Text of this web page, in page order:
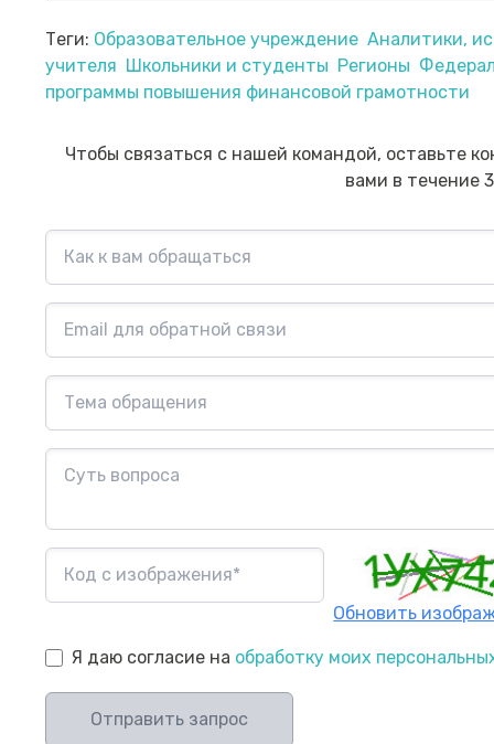
Теги: Образовательное учреждение Аналитики,
учителя Школьники и студенты Регионы
программы повышения финансовой грамотности
Чтобы связаться с нашей командой, оставьте
вами в течение
Обновить
Я даю согласие на обработку моих
Отправить запрос
Прямой эфир «Мошенник VS
Финансовый блогер»
Посмотреть→